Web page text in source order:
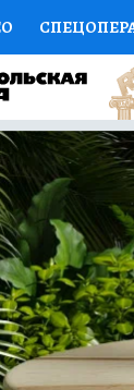
НАУКА
ДОКТОР